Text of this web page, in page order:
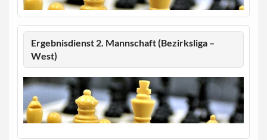
Ergebnisdienst 2. Mannschaft (Bezirksliga –
West)